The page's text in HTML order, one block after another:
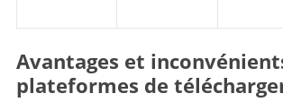
Avantages et
plateformes de